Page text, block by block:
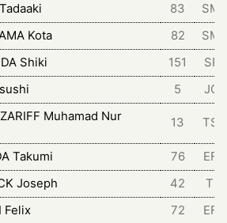
83
Kota 82
Shiki 151
SPA
5 JCL
Muhamad Nur
13 TSG
Takumi 76
EFD
Joseph 42
TRI
Felix 72 EFD